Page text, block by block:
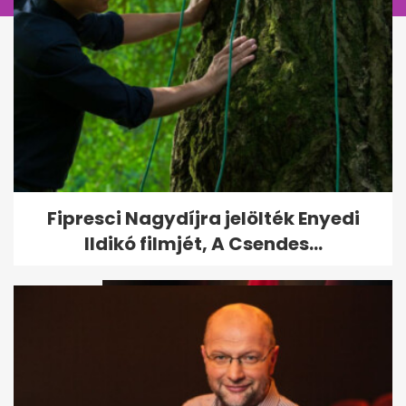
Magyar Péter bejelentette:
Vége az önkéntes...
Fipresci Nagydíjra jelölték Enyedi
Ildikó filmjét, A Csendes...